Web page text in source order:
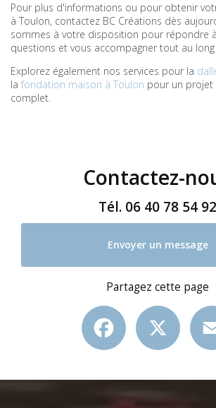
Pour plus d'informations ou pour obtenir
à Toulon, contactez BC Créations dès
sommes à votre disposition pour répondre
questions et vous accompagner tout au
Explorez également nos services pour la
la fondation maison à Toulon pour un
complet.
Contactez-
Tél. 06 40 78 54 92
Envoyer un message
Partagez cette page
Facebook